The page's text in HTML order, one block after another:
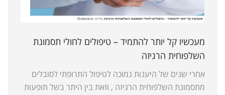
מעכשיו קל יותר להתמיד – טיפולים לחולי תסמונת
השלפוחית הרגיזה
אחרי שנים של היענות נמוכה לטיפול התרופתי לסובלים
מתסמונת השלפוחית הרגיזה , וזאת בין היתר בשל תופעות